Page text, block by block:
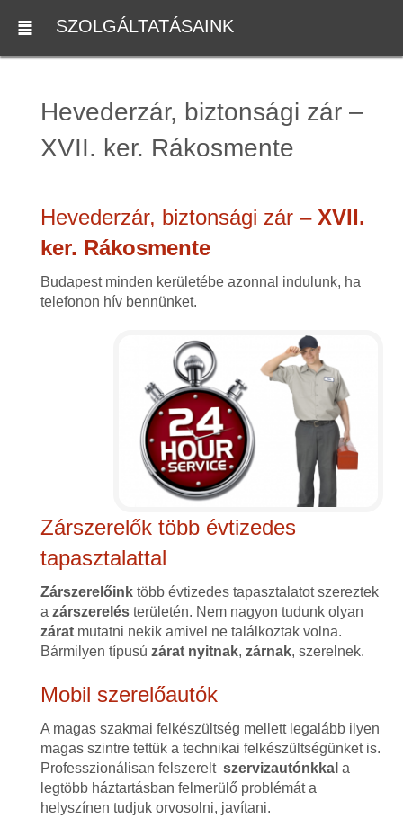
SZOLGÁLTATÁSAINK
Hevederzár, biztonsági zár –
XVII. ker. Rákosmente
Hevederzár, biztonsági zár – XVII.
ker. Rákosmente
Budapest minden kerületébe azonnal indulunk, ha
telefonon hív bennünket.
Zárszerelők több évtizedes
tapasztalattal
Zárszerelőinktöbb évtizedes tapasztalatot szereztek
a zárszerelésterületén. Nem nagyon tudunk olyan
záratmutatni nekik amivel ne találkoztak volna.
Bármilyen típusú zárat nyitnak, zárnak, szerelnek.
Mobil szerelőautók
A magas szakmai felkészültség mellett legalább ilyen
magas szintre tettük a technikai felkészültségünket is.
Professzionálisan felszerelt szervizautónkkal a
legtöbb háztartásban felmerülő problémát a
helyszínen tudjuk orvosolni, javítani.